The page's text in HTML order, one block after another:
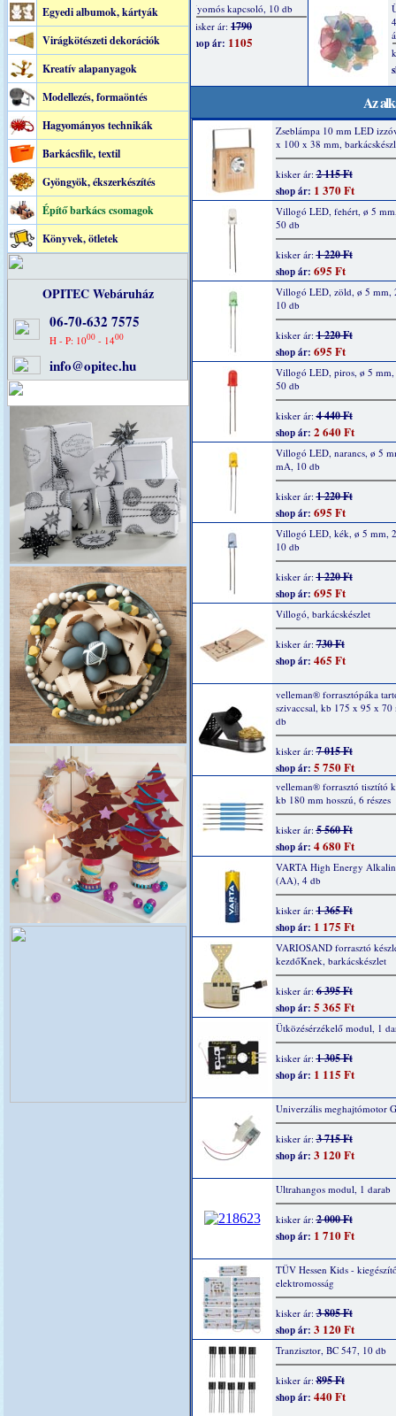
Egyedi albumok, kártyák
Virágkötészeti dekorációk
Kreatív alapanyagok
Modellezés, formaöntés
Hagyományos technikák
Barkácsfilc, textil
Gyöngyök, ékszerkészítés
Építő barkács csomagok
Könyvek, ötletek
OPITEC Webáruház
06-70-632 7575
H - P: 1000 - 1400
info@opitec.hu
Az
Zseblámpa 10 mm LED
x 100 x 38 mm,
kisker ár:2 115 Ft
shop ár: 1 370 Ft
Villogó LED, fehért, ø 5
50 db
kisker ár:1 220 Ft
shop ár: 695 Ft
Villogó LED, zöld, ø 5 mm,
10 db
kisker ár:1 220 Ft
shop ár: 695 Ft
Villogó LED, piros, ø 5
50 db
kisker ár:4 440 Ft
shop ár: 2 640 Ft
Villogó LED, narancs, ø 5
mA, 10 db
kisker ár:1 220 Ft
shop ár: 695 Ft
Villogó LED, kék, ø 5 mm,
10 db
kisker ár:1 220 Ft
shop ár: 695 Ft
Villogó, barkácskészlet
kisker ár:730 Ft
shop ár: 465 Ft
velleman® forrasztópáka
szivaccsal, kb 175 x 95 x 70
db
kisker ár:7 015 Ft
shop ár: 5 750 Ft
velleman® forrasztó tisztító
kb 180 mm hosszú, 6 részes
kisker ár:5 560 Ft
shop ár: 4 680 Ft
VARTA High Energy
(AA), 4 db
kisker ár:1 365 Ft
shop ár: 1 175 Ft
VARIOSAND forrasztó
kezdőKnek, barkácskészlet
kisker ár:6 395 Ft
shop ár: 5 365 Ft
Ütközésérzékelő modul, 1
kisker ár:1 305 Ft
shop ár: 1 115 Ft
Univerzális meghajtómotor
kisker ár:3 715 Ft
shop ár: 3 120 Ft
Ultrahangos modul, 1 darab
kisker ár:2 000 Ft
shop ár: 1 710 Ft
TÜV Hessen Kids -
elektromosság
kisker ár:3 805 Ft
shop ár: 3 120 Ft
Tranzisztor, BC 547, 10 db
kisker ár:895 Ft
shop ár: 440 Ft